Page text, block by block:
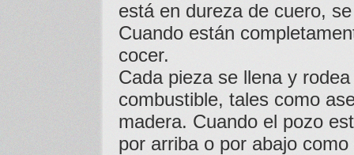
está en dureza de cuero,
Cuando están
cocer.
Cada pieza se llena y
combustible, tales como
madera. Cuando el pozo
por arriba o por abajo